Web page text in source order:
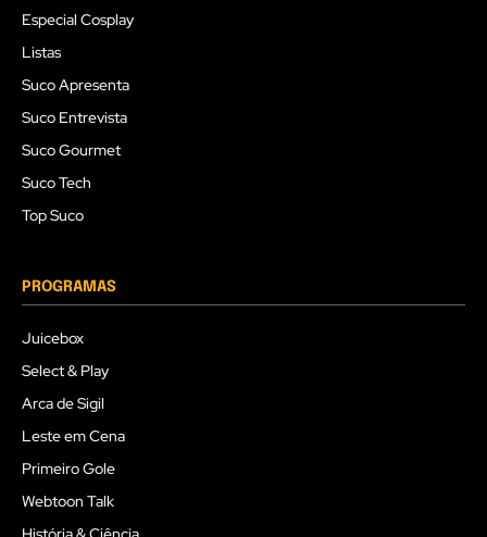
Especial Cosplay
Listas
Suco Apresenta
Suco Entrevista
Suco Gourmet
Suco Tech
Top Suco
PROGRAMAS
Juicebox
Select & Play
Arca de Sigil
Leste em Cena
Primeiro Gole
Webtoon Talk